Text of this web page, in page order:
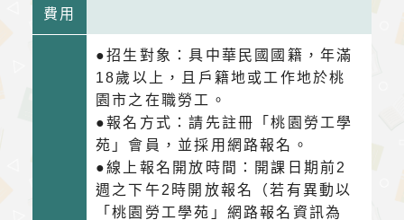
費用
●招生對象：具中華民國國籍，年滿
18歲以上，且戶籍地或工作地於桃
園市之在職勞工。
●報名方式：請先註冊「桃園勞工學
苑」會員，並採用網路報名。
●線上報名開放時間：開課日期前2
週之下午2時開放報名（若有異動以
「桃園勞工學苑」網路報名資訊為